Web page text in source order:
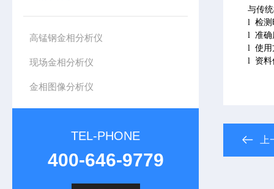
高锰钢金相分析仪
现场金相分析仪
金相图像分析仪
TEL-PHONE
400-646-9779
与传
l 检测
l 准确
l 使用
l 资